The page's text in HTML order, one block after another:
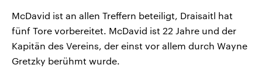
McDavid ist an allen Treffern beteiligt, Draisaitl hat
fünf Tore vorbereitet. McDavid ist 22 Jahre und der
Kapitän des Vereins, der einst vor allem durch Wayne
Gretzky berühmt wurde.